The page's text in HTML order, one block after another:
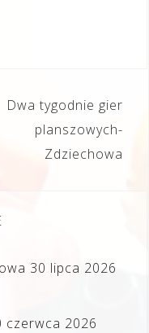
Dwa tygodnie gier
planszowych-
Zdziechowa
30 lipca 2026
czerwca 2026